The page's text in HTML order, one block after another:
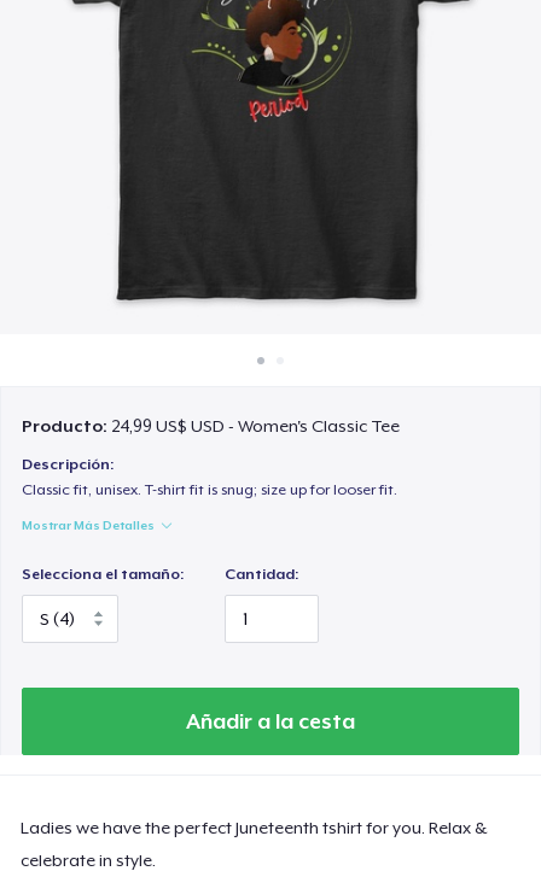
Venda en todas partes
Venda lo que sea
Producto: 24,99 US$ USD - Women's Classic Tee
Descripción:
Classic fit, unisex. T-shirt fit is snug; size up for looser fit.
Mostrar Más Detalles
Selecciona el tamaño: Cantidad:
Añadir a la cesta
Ladies we have the perfect Juneteenth tshirt for you. Relax &
celebrate in style.